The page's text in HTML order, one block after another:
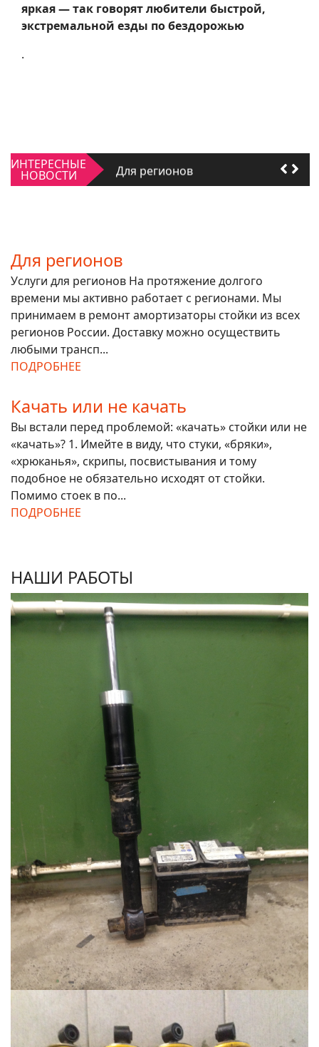
яркая — так говорят любители быстрой,
экстремальной езды по бездорожью
.
ИНТЕРЕСНЫЕ
НОВОСТИ Для регионов
Для регионов
Услуги для регионов На протяжение долгого
времени мы активно работает с регионами. Мы
принимаем в ремонт амортизаторы стойки из всех
регионов России. Доставку можно осуществить
любыми трансп...
ПОДРОБНЕЕ
Качать или не качать
Вы встали перед проблемой: «качать» стойки или не
«качать»? 1. Имейте в виду, что стуки, «бряки»,
«хрюканья», скрипы, посвистывания и тому
подобное не обязательно исходят от стойки.
Помимо стоек в по...
ПОДРОБНЕЕ
НАШИ РАБОТЫ